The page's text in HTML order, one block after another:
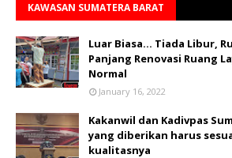
KAWASAN SUMATERA BARAT
Luar Biasa... Tiada Libur,
Panjang Renovasi Ruang
Normal
January 16, 2022
Kakanwil dan Kadivpas
yang diberikan harus
kualitasnya